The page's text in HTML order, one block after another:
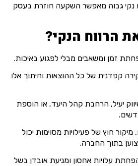
נקי גבוה מאפשר השקעה חוזרת בעסק
הרווח הנקי?
זמן ומשאבים מבלי לפגוע באיכות.
קפדנית של כל ההוצאות וחיתוך אלו
יעיל, הרחבת קהל היעד, או הוספת
מיקור חוץ של פעילויות מסוימות יכול
בתוך החברה.
עלויות אחסון ומניעת אובדן בשל